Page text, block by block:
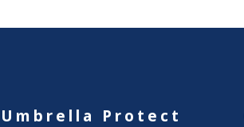
Umbrella Protect